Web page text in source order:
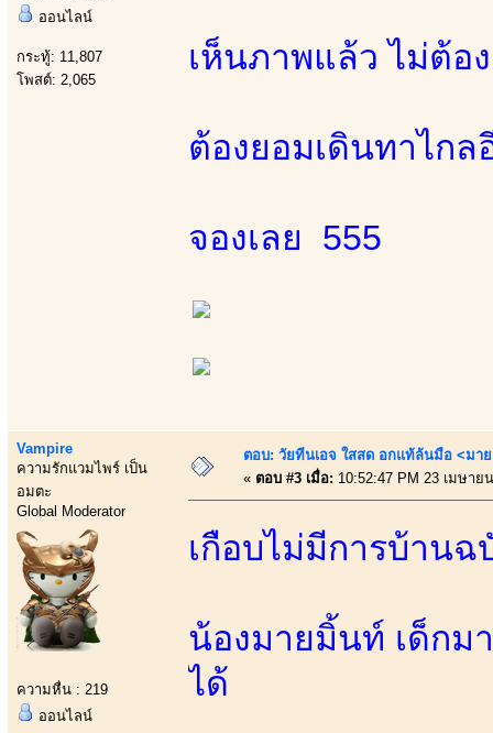
ออนไลน์
กระทู้: 11,807
โพสต์: 2,065
เห็นภาพแล้ว ไม่ต้อ
ต้องยอมเดินทาไกล
จองเลย 555
Vampire
ความรักแวมไพร์ เป็น
อมตะ
Global Moderator
ความหื่น : 219
ออนไลน์
ตอบ: วัยทีนเอจ ใสสด อกแท้ล้นมือ <มา
« ตอบ #3 เมื่อ: 10:52:47 PM 23 เมษาย
เกือบไม่มีการบ้าน
น้องมายมิ้นท์ เด็กม
ได้